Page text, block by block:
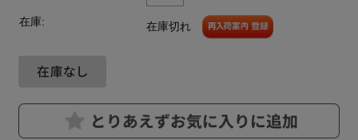
在庫: 在庫切れ